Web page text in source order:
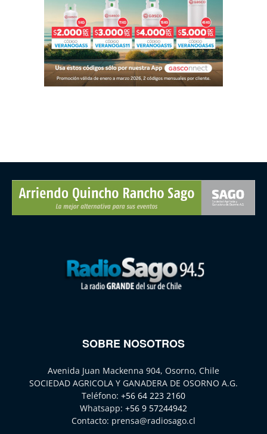
SOBRE NOSOTROS
Avenida Juan Mackenna 904, Osorno, Chile
SOCIEDAD AGRICOLA Y GANADERA DE OSORNO A.G.
Teléfono: +56 64 223 2160
Whatsapp: +56 9 57244942
Contacto: prensa@radiosago.cl